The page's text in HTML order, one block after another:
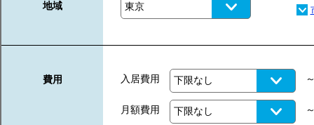
地域
費用 入居費用
月額費用